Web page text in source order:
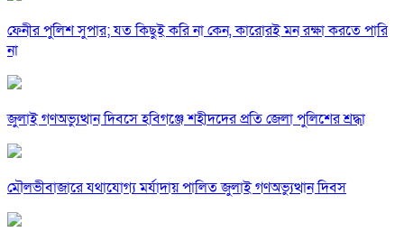
ফেনীর পুলিশ সুপার; যত কিছুই করি না কেন, কারোরই মন রক্ষা করতে পারি
না
জুলাই গণঅভ্যুত্থান দিবসে হবিগঞ্জে শহীদদের প্রতি জেলা পুলিশের শ্রদ্ধা
মৌলভীবাজারে যথাযোগ্য মর্যাদায় পালিত জুলাই গণঅভ্যুত্থান দিবস